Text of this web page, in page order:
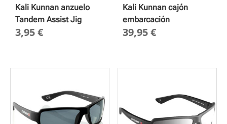
Kali Kunnan anzuelo
Tandem Assist Jig
3,95€
Kali Kunnan cajón
embarcación
39,95€